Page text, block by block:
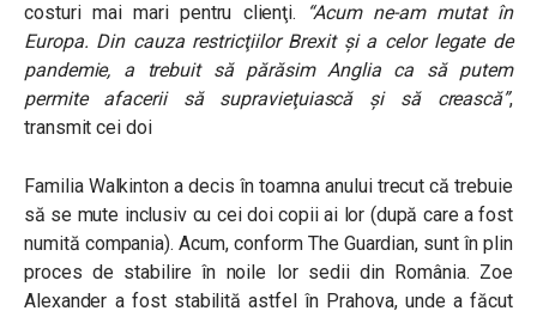
costuri mai mari pentru clienţi.
“Acum ne-am mutat în
Europa. Din cauza restricţiilor Brexit şi a celor legate de
pandemie, a trebuit să părăsim Anglia ca să putem
permite afacerii să supravieţuiască și să crească”,
transmit cei doi
Familia Walkinton a decis în toamna anului trecut că trebuie
să se mute inclusiv cu cei doi copii ai lor (după care a fost
numită compania). Acum, conform The Guardian, sunt în plin
proces de stabilire în noile lor sedii din România. Zoe
Alexander a fost stabilită astfel în Prahova, unde a făcut